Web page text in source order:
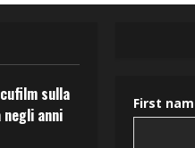
sulla
anni
First